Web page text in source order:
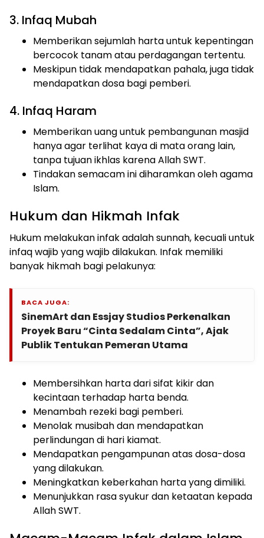
3. Infaq Mubah
Memberikan sejumlah harta untuk kepentingan
bercocok tanam atau perdagangan tertentu.
Meskipun tidak mendapatkan pahala, juga tidak
mendapatkan dosa bagi pemberi.
4. Infaq Haram
Memberikan uang untuk pembangunan masjid
hanya agar terlihat kaya di mata orang lain,
tanpa tujuan ikhlas karena Allah SWT.
Tindakan semacam ini diharamkan oleh agama
Islam.
Hukum dan Hikmah Infak
Hukum melakukan infak adalah sunnah, kecuali untuk
infaq wajib yang wajib dilakukan. Infak memiliki
banyak hikmah bagi pelakunya:
BACA JUGA:
SinemArt dan Essjay Studios Perkenalkan
Proyek Baru “Cinta Sedalam Cinta”, Ajak
Publik Tentukan Pemeran Utama
Membersihkan harta dari sifat kikir dan
kecintaan terhadap harta benda.
Menambah rezeki bagi pemberi.
Menolak musibah dan mendapatkan
perlindungan di hari kiamat.
Mendapatkan pengampunan atas dosa-dosa
yang dilakukan.
Meningkatkan keberkahan harta yang dimiliki.
Menunjukkan rasa syukur dan ketaatan kepada
Allah SWT.